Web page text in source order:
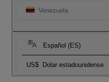
Venezuela
Español (ES)
US$ Dolar estadounidense